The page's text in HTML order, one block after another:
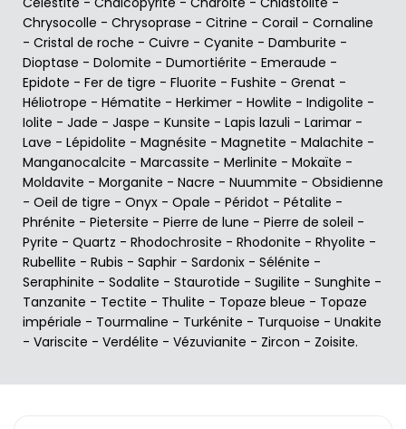
Chrysocolle - Chrysoprase - Citrine - Corail - Cornaline
- Cristal de roche - Cuivre - Cyanite - Damburite -
Dioptase - Dolomite - Dumortiérite - Emeraude -
Epidote - Fer de tigre - Fluorite - Fushite - Grenat -
Héliotrope - Hématite - Herkimer - Howlite - Indigolite -
Iolite - Jade - Jaspe - Kunsite - Lapis lazuli - Larimar -
Lave - Lépidolite - Magnésite - Magnetite - Malachite -
Manganocalcite - Marcassite - Merlinite - Mokaïte -
Moldavite - Morganite - Nacre - Nuummite - Obsidienne
- Oeil de tigre - Onyx - Opale - Péridot - Pétalite -
Phrénite - Pietersite - Pierre de lune - Pierre de soleil -
Pyrite - Quartz - Rhodochrosite - Rhodonite - Rhyolite -
Rubellite - Rubis - Saphir - Sardonix - Sélénite -
Seraphinite - Sodalite - Staurotide - Sugilite - Sunghite -
Tanzanite - Tectite - Thulite - Topaze bleue - Topaze
impériale - Tourmaline - Turkénite - Turquoise - Unakite
- Variscite - Verdélite - Vézuvianite - Zircon - Zoisite.